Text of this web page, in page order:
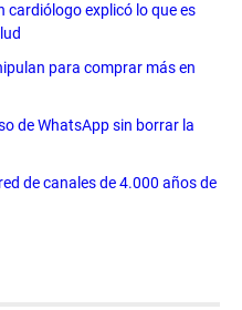
cardiólogo explicó lo que es
para comprar más en
de WhatsApp sin borrar la
de canales de 4.000 años de